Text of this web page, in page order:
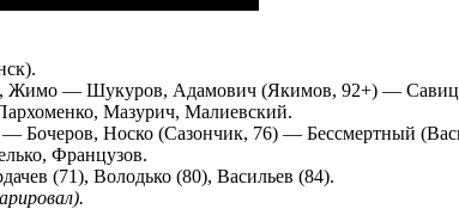
Жимо — Шукуров, Адамович (Якимов, 92+) —
Мазурич, Малиевский.
Бочеров, Носко (Сазончик, 76) — Бессмертный
Французов.
(71), Володько (80), Васильев (84).